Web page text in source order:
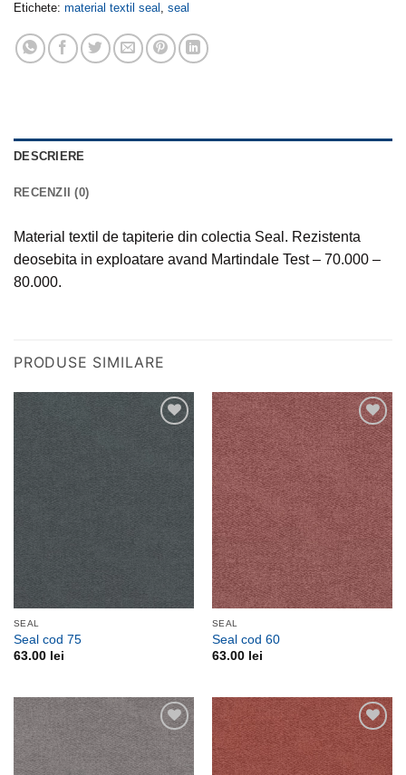
Etichete: material textil seal , seal
DESCRIERE
RECENZII (0)
Material textil de tapiterie din colectia Seal. Rezistenta
deosebita in exploatare avand Martindale Test – 70.000 –
80.000.
PRODUSE SIMILARE
SEAL
Seal cod 75
63.00 lei
Adauga
la
favorite
SEAL
Seal cod 60
63.00 lei
Adauga
la
favorite
Adauga
la
favorite